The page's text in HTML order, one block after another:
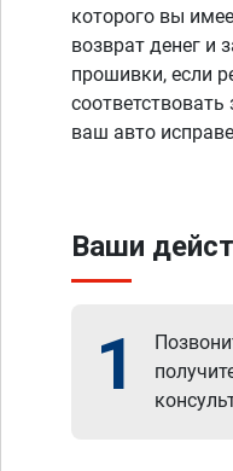
которого вы
возврат денег и
прошивки, если
ваш авто
Ваши
1